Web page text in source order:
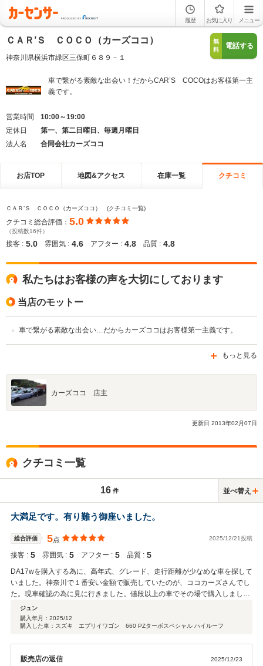
履歴 お気に入り メニュー
ＣＡＲ’Ｓ ＣＯＣＯ（カーズココ）
神奈川県横浜市緑区三保町６８９－１
無
料
電話する
車で繋がる素敵な出会い！だからCAR’S COCOはお客様第一主
義です。
営業時間
10:00～19:00
定休日
第一、第二日曜日、毎週月曜日
法人名
合同会社カーズココ
お店TOP 地図&アクセス 在庫一覧 クチコミ
ＣＡＲ’Ｓ ＣＯＣＯ（カーズココ） (クチコミ一覧)
クチコミ総合評価： 5.0
（投稿数16件）
接客 : 5.0 雰囲気 : 4.6 アフター : 4.8 品質 : 4.8
私たちはお客様の声を大切にしております
当店のモットー
車で繋がる素敵な出会い…だからカーズココはお客様第一主義です。
もっと見る
カーズココ 店主
更新日 2013年02 月07日
クチコミ一覧
16 件 並べ替え
大満足です。有り難う御座いました。
総合評価 5点 2025/12/21投稿
接客 : 5 雰囲気 : 5 アフター : 5 品質 : 5
DA17wを購入する為に、高年式、グレード、走行距離が少なめな車を探して
いました。神奈川で１番安い金額で販売していたのが、ココカーズさんでし
た。現車確認の為に見に行きました。値段以上の車でその場で購入しまし
た。納車も当方の要望に応えて頂き有り難う御座いました。社長さん、奥さ
ん、息子さんの対応も良く、気構えすること無く足を運べるお店です。又、
色々と車の事で相談させて下さい。
ジュン
購入年月： 2025/12
購入した車：スズキ エブリイワゴン 660 PZターボスペシャル ハイルーフ
販売店の返信 2025/12/23